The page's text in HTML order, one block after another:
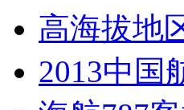
高海拔地
2013中国